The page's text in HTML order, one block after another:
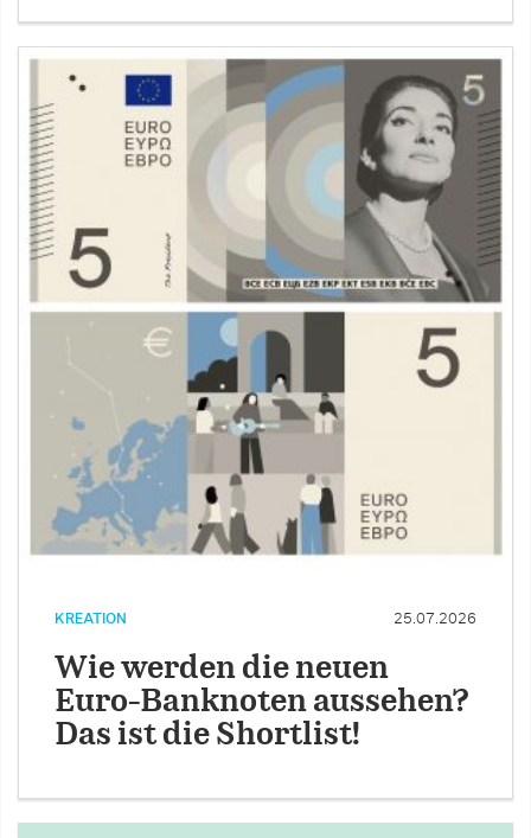
KREATION 25.07.2026
Wie werden die neuen
Euro-Banknoten aussehen?
Das ist die Shortlist!